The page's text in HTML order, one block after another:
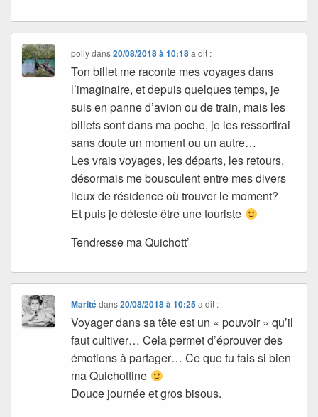
pollydans20/08/2018 à 10:18 a dit :
Ton billet me raconte mes voyages dans
l’imaginaire, et depuis quelques temps, je
suis en panne d’avion ou de train, mais les
billets sont dans ma poche, je les ressortirai
sans doute un moment ou un autre…
Les vrais voyages, les départs, les retours,
désormais me bousculent entre mes divers
lieux de résidence où trouver le moment?
Et puis je déteste être une touriste
Tendresse ma Quichott’
Maritédans20/08/2018 à 10:25 a dit :
Voyager dans sa tête est un « pouvoir » qu’il
faut cultiver… Cela permet d’éprouver des
émotions à partager… Ce que tu fais si bien
ma Quichottine
Douce journée et gros bisous.